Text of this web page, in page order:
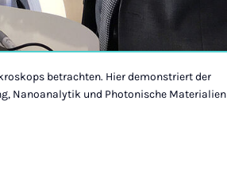
betrachten. Hier demonstriert der
Nanoanalytik und Photonische Materialien